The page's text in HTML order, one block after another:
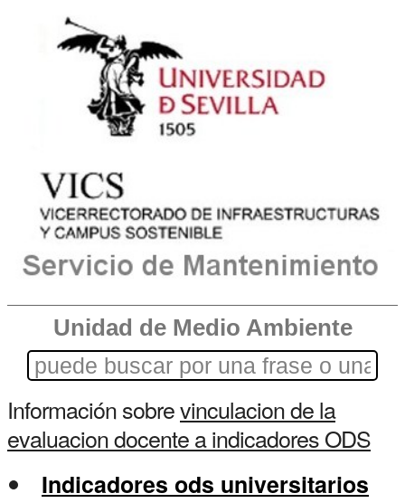
Unidad de Medio Ambiente
Información sobrevinculacion de la
evaluacion docente a indicadores ODS
Indicadores ods universitarios